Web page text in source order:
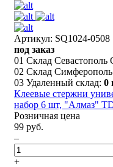
Артикул: SQ1024-0508
под заказ
01 Склад Севастополь
02 Склад
03 Удаленный склад: 0
Клеевые стержни
набор 6 шт, "Алмаз"
Розничная цена
99 руб.
–
+